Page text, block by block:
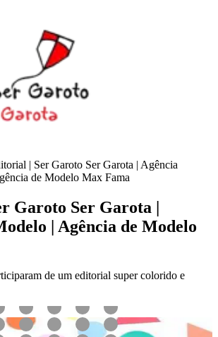
| Ser Garoto Ser Garota | Agência
de Modelo Max Fama
Garoto Ser Garota |
| Agência de Modelo
de um editorial super colorido e